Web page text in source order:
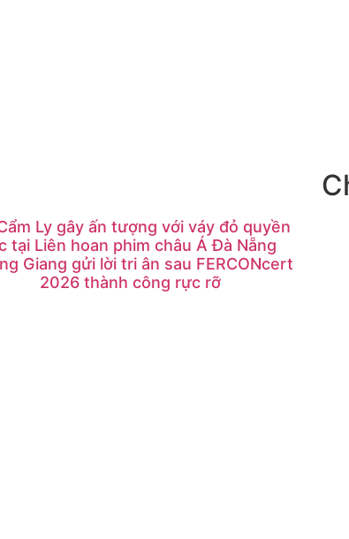
Ly gây ấn tượng với váy đỏ quyền
tại Liên hoan phim châu Á Đà Nẵng
Giang gửi lời tri ân sau FERCONcert
2026 thành công rực rỡ